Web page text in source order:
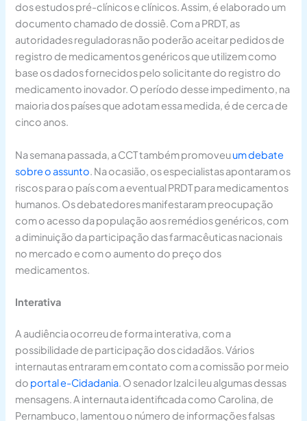
dos estudos pré-clínicos e clínicos. Assim, é elaborado um
documento chamado de dossiê. Com a PRDT, as
autoridades reguladoras não poderão aceitar pedidos de
registro de medicamentos genéricos que utilizem como
base os dados fornecidos pelo solicitante do registro do
medicamento inovador. O período desse impedimento, na
maioria dos países que adotam essa medida, é de cerca de
cinco anos.
Na semana passada, a CCT também promoveuum debate
sobre o assunto. Na ocasião, os especialistas apontaram os
riscos para o país com a eventual PRDT para medicamentos
humanos. Os debatedores manifestaram preocupação
com o acesso da população aos remédios genéricos, com
a diminuição da participação das farmacêuticas nacionais
no mercado e com o aumento do preço dos
medicamentos.
Interativa
A audiência ocorreu de forma interativa, com a
possibilidade de participação dos cidadãos. Vários
internautas entraram em contato com a comissão por meio
do portal e-Cidadania. O senador Izalci leu algumas dessas
mensagens. A internauta identificada como Carolina, de
Pernambuco, lamentou o número de informações falsas